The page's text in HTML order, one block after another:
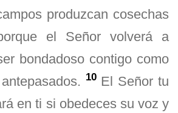
produzcan cosechas
el Señor volverá a
bondadoso contigo como
10 El Señor tu
en ti si obedeces su voz y